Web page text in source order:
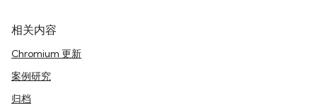
相关内容
Chromium 更新
案例研究
归档